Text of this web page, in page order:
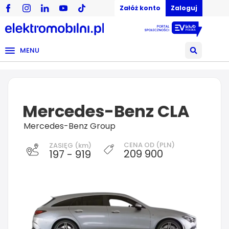
Załóż konto Zaloguj
MENU
Mercedes-Benz CLA
Mercedes-Benz Group
ZASIĘG (km)
197 - 919
CENA OD (PLN)
209 900